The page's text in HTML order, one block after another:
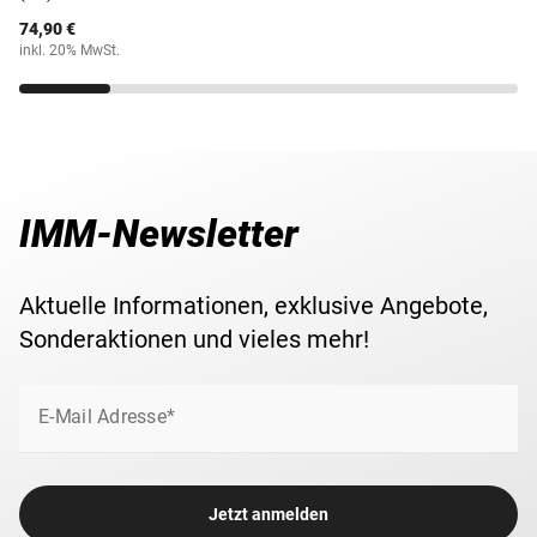
74,90 €
inkl. 20% MwSt.
IMM-Newsletter
Aktuelle Informationen, exklusive Angebote,
Sonderaktionen und vieles mehr!
E-Mail Adresse*
Jetzt anmelden